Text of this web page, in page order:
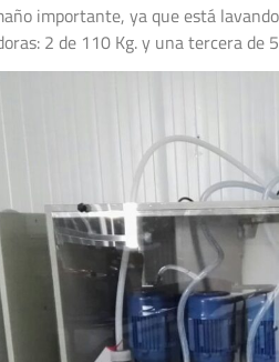
importante, ya que está
2 de 110 Kg. y una tercera de